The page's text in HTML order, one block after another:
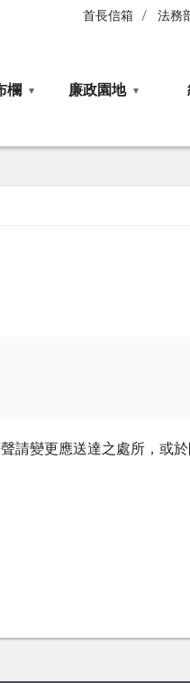
首長信箱 法務
欄 廉政園地
變更應送達之處所，或於